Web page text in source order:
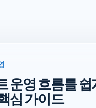
운영 흐름를 쉽
심 가이드